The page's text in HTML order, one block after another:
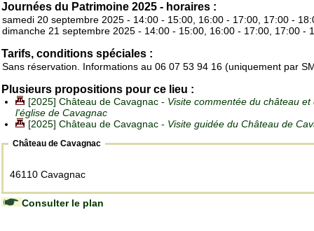
Journées du Patrimoine 2025 - horaires :
samedi 20 septembre 2025 - 14:00 - 15:00, 16:00 - 17:00, 17:00 -
dimanche 21 septembre 2025 - 14:00 - 15:00, 16:00 - 17:00, 17:00 -
Tarifs, conditions spéciales :
Sans réservation. Informations au 06 07 53 94 16 (uniquement par
Plusieurs propositions pour ce lieu :
[2025] Château de Cavagnac - Visite commentée du château et
l'église de Cavagnac
[2025] Château de Cavagnac - Visite guidée du Château de
Château de Cavagnac
46110 Cavagnac
Consulter le plan